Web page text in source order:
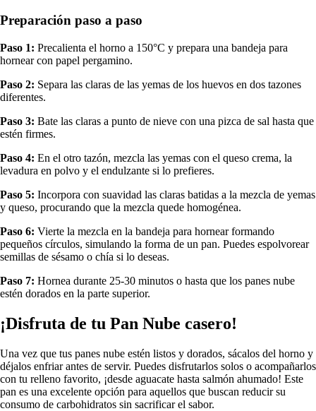
Preparación paso a paso
Paso 1: Precalienta el horno a 150°C y prepara una bandeja para
hornear con papel pergamino.
Paso 2: Separa las claras de las yemas de los huevos en dos tazones
diferentes.
Paso 3: Bate las claras a punto de nieve con una pizca de sal hasta que
estén firmes.
Paso 4: En el otro tazón, mezcla las yemas con el queso crema, la
levadura en polvo y el endulzante si lo prefieres.
Paso 5: Incorpora con suavidad las claras batidas a la mezcla de yemas
y queso, procurando que la mezcla quede homogénea.
Paso 6: Vierte la mezcla en la bandeja para hornear formando
pequeños círculos, simulando la forma de un pan. Puedes espolvorear
semillas de sésamo o chía si lo deseas.
Paso 7: Hornea durante 25-30 minutos o hasta que los panes nube
estén dorados en la parte superior.
¡Disfruta de tu Pan Nube casero!
Una vez que tus panes nube estén listos y dorados, sácalos del horno y
déjalos enfriar antes de servir. Puedes disfrutarlos solos o acompañarlos
con tu relleno favorito, ¡desde aguacate hasta salmón ahumado! Este
pan es una excelente opción para aquellos que buscan reducir su
consumo de carbohidratos sin sacrificar el sabor.